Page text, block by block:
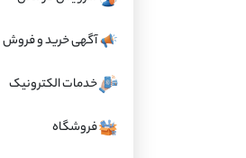
آگهی خرید و فروش
خدمات الکترونیک
فروشگاه
آیا از قیمت راضی هستید؟